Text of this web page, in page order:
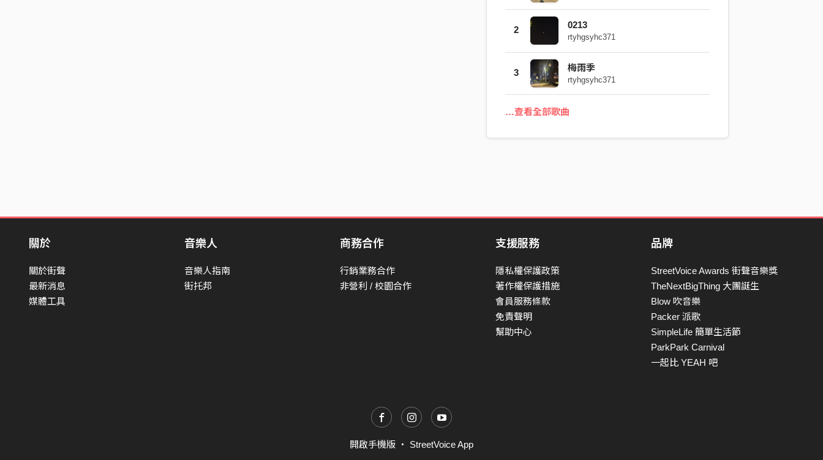
2 0213
rtyhgsyhc371
3 梅雨季
rtyhgsyhc371
…查看全部歌曲
關於
關於街聲
最新消息
媒體工具
音樂人
音樂人指南
街托邦
商務合作
行銷業務合作
非營利 / 校園合作
支援服務
隱私權保護政策
著作權保護措施
會員服務條款
免責聲明
幫助中心
品牌
StreetVoice Awards 街聲音樂獎
TheNextBigThing 大團誕生
Blow 吹音樂
Packer 派歌
SimpleLife 簡單生活節
ParkPark Carnival
一起比 YEAH 吧
開啟手機版 ・ StreetVoice App